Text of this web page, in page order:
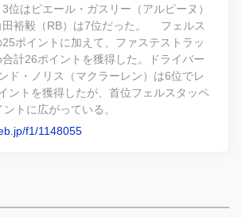
3位はピエール・ガスリー（アルピーヌ）
田裕毅（RB）は7位だった。 フェルス
ポイントに加えて、ファステストラッ
計26ポイントを獲得した。ドライバー
ド・ノリス（マクラーレン）は6位でレ
ントを獲得したが、首位フェルスタッペ
トに広がっている。
f1/1148055